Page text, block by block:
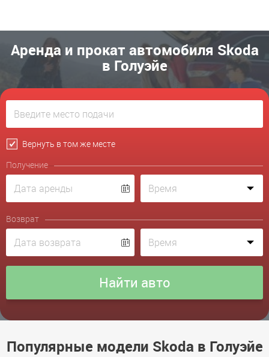
Аренда и прокат автомобиля Skoda
в Голуэйе
Вернуть в том же месте
Получение
Возврат
Популярные модели Skoda в Голуэйе